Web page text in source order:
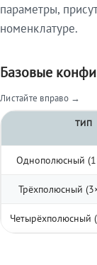
параметры,
номенклатуре.
Базовые
Листайте вправо →
ТИП
Однополюсный
Трёхполюсный
Четырёхполюсный